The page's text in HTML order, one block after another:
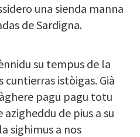
una sienda manna
de Sardigna.
su tempus de la
cuntierras istòigas. Già
pagu pagu totu
de pius a su
sighimus a nos